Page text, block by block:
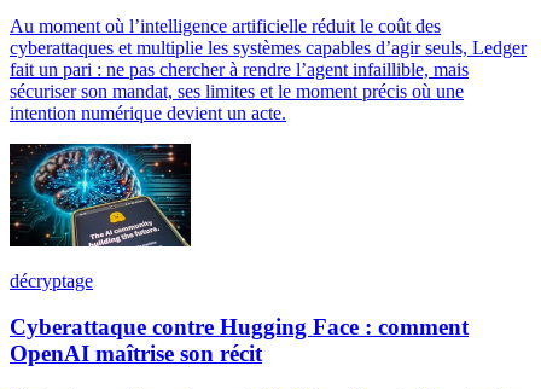
Au moment où l’intelligence artificielle réduit le coût des
cyberattaques et multiplie les systèmes capables d’agir seuls, Ledger
fait un pari : ne pas chercher à rendre l’agent infaillible, mais
sécuriser son mandat, ses limites et le moment précis où une
intention numérique devient un acte.
décryptage
Cyberattaque contre Hugging Face : comment
OpenAI maîtrise son récit